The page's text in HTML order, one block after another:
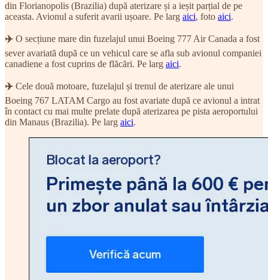
din Florianopolis (Brazilia) după aterizare și a ieșit parțial de pe
aceasta. Avionul a suferit avarii ușoare. Pe larg aici, foto aici.
✈️ O secțiune mare din fuzelajul unui Boeing 777 Air Canada a fost
sever avariată după ce un vehicul care se afla sub avionul companiei
canadiene a fost cuprins de flăcări. Pe larg aici.
✈️ Cele două motoare, fuzelajul și trenul de aterizare ale unui
Boeing 767 LATAM Cargo au fost avariate după ce avionul a intrat
în contact cu mai multe prelate după aterizarea pe pista aeroportului
din Manaus (Brazilia). Pe larg aici.